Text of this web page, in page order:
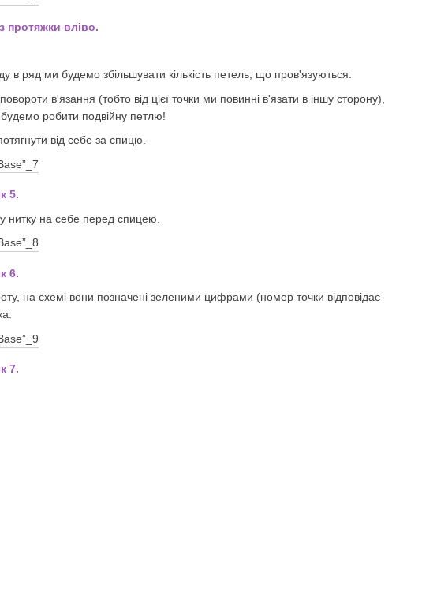
протяжки вліво.
в ряд ми будемо збільшувати кількість петель, що пров'язуються.
в'язання (тобто від цієї точки ми повинні в'язати в іншу сторону),
робити подвійну петлю!
від себе за спицю.
5.
нитку на себе перед спицею.
6.
на схемі вони позначені зеленими цифрами (номер точки відповідає
7.